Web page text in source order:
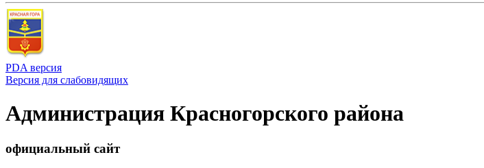
PDA версия
Версия для слабовидящих
Администрация Красногорского района
официальный сайт